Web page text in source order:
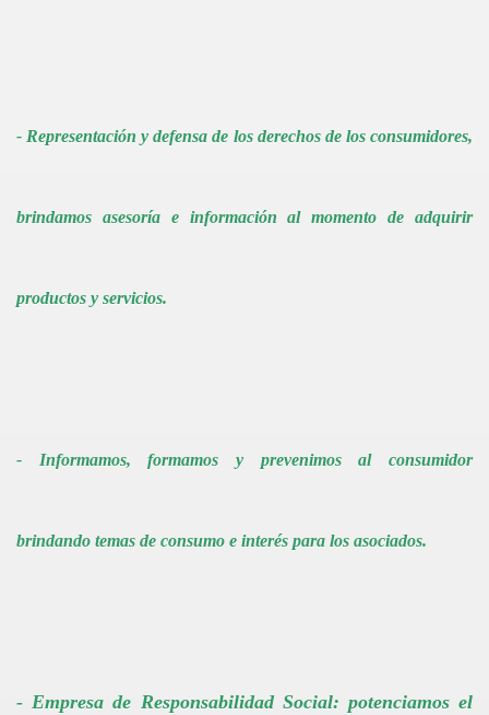
- Representación y defensa de los derechos de los consumidores,
brindamos asesoría e información al momento de adquirir
productos y servicios.
- Informamos, formamos y prevenimos al consumidor
brindando temas de consumo e interés para los asociados.
- Empresa de Responsabilidad Social: potenciamos el